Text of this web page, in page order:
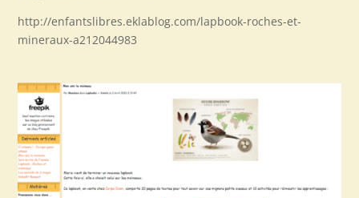
http://enfantslibres.eklablog.com/lapbook-roches-et-
mineraux-a212044983